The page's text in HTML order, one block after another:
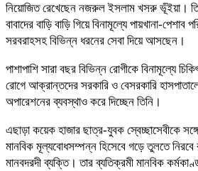
নিয়োজিত রেখেছেন নজরুল ইসলাম খসরু ভূঁইয়া।
বাবাদের বাড়ি বাড়ি গিয়ে বিনামূল্যে পায়খানা-পেশাব
সরবরাহসহ বিভিন্ন ধরনের সেবা দিয়ে আসছেন।
পাশাপাশি সারা বছর বিভিন্ন রোগীকে বিনামূল্যে
রোগে আক্রান্তদের সরকারি ও বেসরকারি হাসপাতালে
অপারেশনের ব্যবস্থাও করে দিচ্ছেন তিনি।
এছাড়া কয়েক হাজার ছাত্র-যুবক স্বেচ্ছাসেবীকে
মানবিক মূল্যবোধসম্পন্ন হিসেবে গড়ে তুলতে
মানবদরদী ব্যক্তি। তার ব্যতিক্রমী মানবিক